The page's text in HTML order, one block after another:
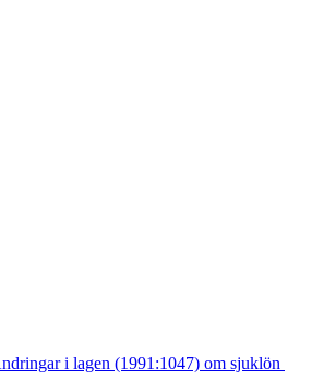
i lagen (1991:1047) om sjuklön